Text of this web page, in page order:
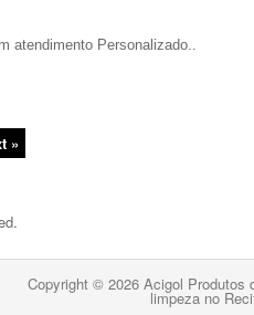
atendimento Personalizado..
»
Copyright © 2026 Acigol Produtos
limpeza no